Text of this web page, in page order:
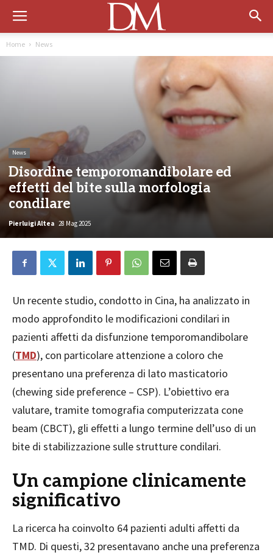
Home News
News
Disordine temporomandibolare ed
effetti del bite sulla morfologia
condilare
Pierluigi Altea 28 Mag 2025
Un recente studio, condotto in Cina, ha analizzato in
modo approfondito le modificazioni condilari in
pazienti affetti da disfunzione temporomandibolare
(TMD), con particolare attenzione a coloro che
presentano una preferenza di lato masticatorio
(chewing side preference – CSP). L’obiettivo era
valutare, tramite tomografia computerizzata cone
beam (CBCT), gli effetti a lungo termine dell’uso di un
bite di stabilizzazione sulle strutture condilari.
Un campione clinicamente
significativo
La ricerca ha coinvolto 64 pazienti adulti affetti da
TMD. Di questi, 32 presentavano anche una preferenza